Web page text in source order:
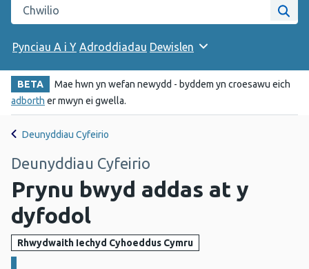
Chwilio gwefan Iechyd Cyhoeddus Cymru
Pynciau A i Y Adroddiadau Dewislen
BETA
Mae hwn yn wefan newydd - byddem yn croesawu eich
adborth er mwyn ei gwella.
Deunyddiau Cyfeirio
Deunyddiau Cyfeirio
Prynu bwyd addas at y
dyfodol
Rhwydwaith Iechyd Cyhoeddus Cymru